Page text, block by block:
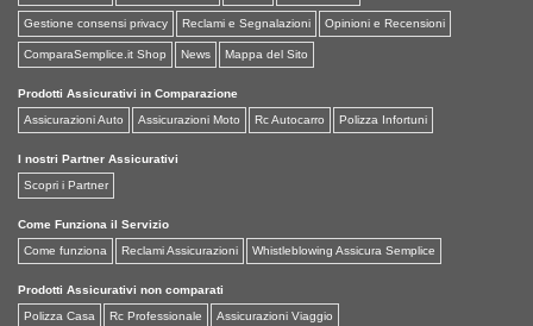
Gestione consensi privacy Reclami e Segnalazioni Opinioni e Recensioni
ComparaSemplice.it Shop News Mappa del Sito
Prodotti Assicurativi in Comparazione
Assicurazioni Auto
Assicurazioni Moto Rc Autocarro Polizza Infortuni
I nostri Partner Assicurativi
Scopri i Partner
Come Funziona il Servizio
Come funziona
Reclami Assicurazioni Whistleblowing Assicura Semplice
Prodotti Assicurativi non comparati
Polizza Casa
Rc Professionale Assicurazioni Viaggio